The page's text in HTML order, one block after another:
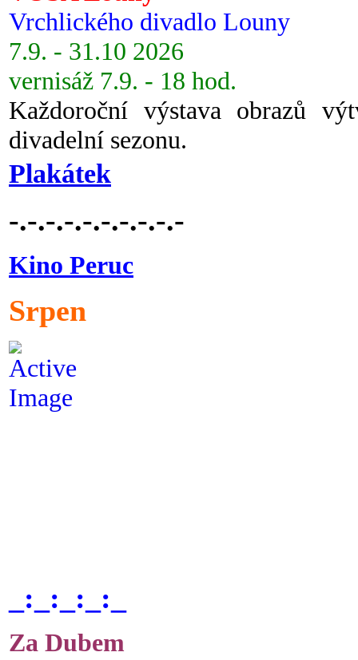
Vrchlického divadlo Louny
7.9. - 31.10 2026
vernisáž 7.9. - 18 hod.
Každoroční výstava obrazů
divadelní sezonu.
Plakátek
-.-.-.-.-.-.-.-.-.-
Kino Peruc
Srpen
_:_:_:_:_
Za Dubem